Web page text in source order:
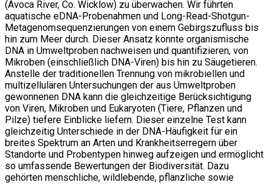
(Avoca River, Co. Wicklow) zu überwachen. Wir führten
aquatische eDNA-Probenahmen und Long-Read-Shotgun-
Metagenomsequenzierungen von einem Gebirgszufluss bis
hin zum Meer durch. Dieser Ansatz könnte organismische
DNA in Umweltproben nachweisen und quantifizieren, von
Mikroben (einschließlich DNA-Viren) bis hin zu Säugetieren.
Anstelle der traditionellen Trennung von mikrobiellen und
multizellulären Untersuchungen der aus Umweltproben
gewonnenen DNA kann die gleichzeitige Berücksichtigung
von Viren, Mikroben und Eukaryoten (Tiere, Pflanzen und
Pilze) tiefere Einblicke liefern. Dieser einzelne Test kann
gleichzeitig Unterschiede in der DNA-Häufigkeit für ein
breites Spektrum an Arten und Krankheitserregern über
Standorte und Probentypen hinweg aufzeigen und ermöglicht
so umfassende Bewertungen der Biodiversität. Dazu
gehörten menschliche, wildlebende, pflanzliche sowie